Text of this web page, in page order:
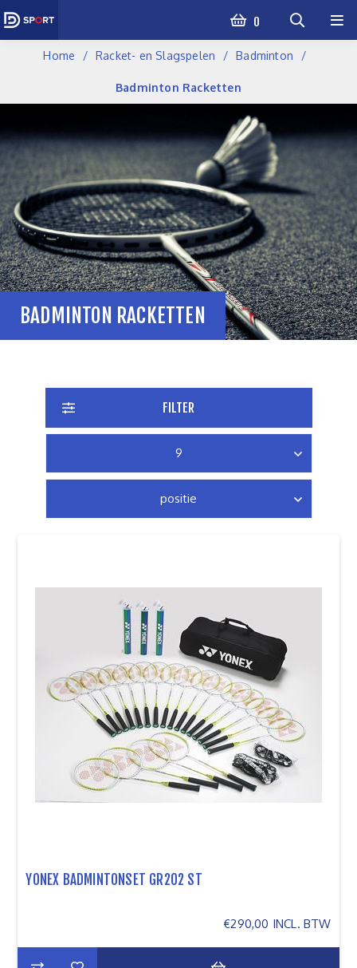
0
Home Racket- en Slagspelen Badminton
Badminton Racketten
BADMINTON RACKETTEN
FILTER
YONEX BADMINTONSET GR202 ST
€290,00 INCL. BTW